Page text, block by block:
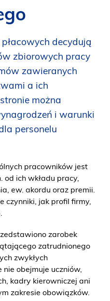
decydują
zbiorowych pracy
zawieranych
a ich
można
i warunki
personelu
pracowników jest
od ich wkładu pracy,
ew. akordu oraz premii.
czynniki, jak profil firmy,
zarobek
zatrudnionego
zwykłych
obejmuje uczniów,
kadry kierowniczej ani
zakresie obowiązków.